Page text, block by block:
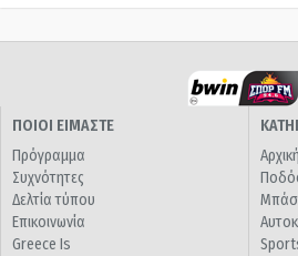
ΠΟΙΟΙ ΕΙΜΑΣΤΕ
Πρόγραμμα
Συχνότητες
Δελτία τύπου
Επικοινωνία
Greece Is
Αρχική